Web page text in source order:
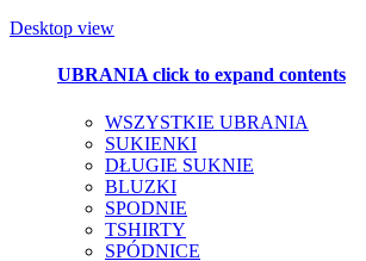
Desktop view
UBRANIAclick to expand contents
WSZYSTKIE UBRANIA
SUKIENKI
DŁUGIE SUKNIE
BLUZKI
SPODNIE
TSHIRTY
SPÓDNICE